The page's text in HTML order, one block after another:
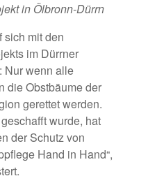
in Ölbronn-Dürrn
sich mit den
im Dürrner
Nur wenn alle
die Obstbäume der
gerettet werden.
wurde, hat
der Schutz von
Hand in Hand“,